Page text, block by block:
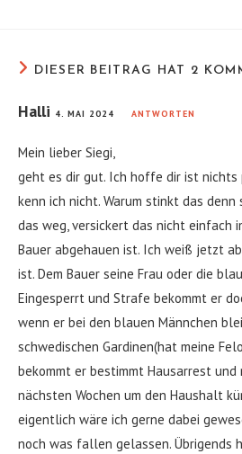
DIESER BEITRAG HAT 2
Halli 4. MAI 2024 ANTWORTEN
Mein lieber Siegi,
geht es dir gut. Ich hoffe dir ist nichts
kenn ich nicht. Warum stinkt das denn
das weg, versickert das nicht einfach
Bauer abgehauen ist. Ich weiß jetzt
ist. Dem Bauer seine Frau oder die
Eingesperrt und Strafe bekommt er
wenn er bei den blauen Männchen
schwedischen Gardinen(hat meine
bekommt er bestimmt Hausarrest und
nächsten Wochen um den Haushalt
eigentlich wäre ich gerne dabei
noch was fallen gelassen. Übrigends